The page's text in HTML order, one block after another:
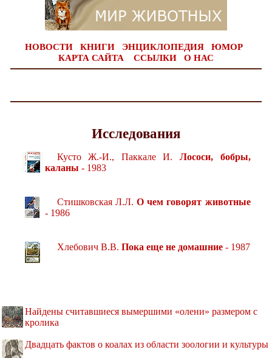
НОВОСТИ КНИГИ ЭНЦИКЛОПЕДИЯ
ЮМОР
КАРТА САЙТА
ССЫЛКИ О НАС
Исследования
Кусто Ж.-И., Паккале И. Лососи, бобры,
каланы - 1983
Стишковская Л.Л. О чем говорят животные
- 1986
Хлебович В.В. Пока еще не домашние- 1987
Найдены считавшиеся вымершими «олени» размером с
кролика
Двадцать фактов о коалах из области зоологии и культуры